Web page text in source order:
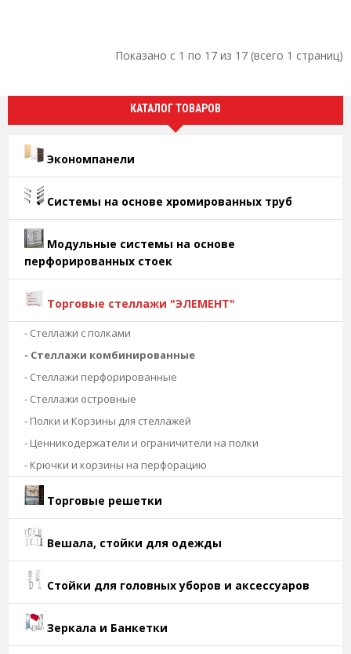
Показано с 1 по 17 из 17 (всего 1 страниц)
КАТАЛОГ ТОВАРОВ
Экономпанели
Системы на основе хромированных труб
Модульные системы на основе
перфорированных стоек
Торговые стеллажи "ЭЛЕМЕНТ"
- Стеллажи с полками
- Стеллажи комбинированные
- Стеллажи перфорированные
- Стеллажи островные
- Полки и Корзины для стеллажей
- Ценникодержатели и ограничители на полки
- Крючки и корзины на перфорацию
Торговые решетки
Вешала, стойки для одежды
Стойки для головных уборов и аксессуаров
Зеркала и Банкетки